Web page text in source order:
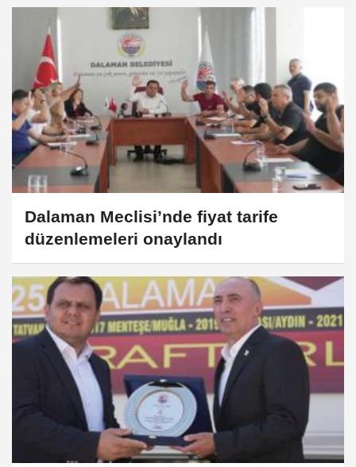
Dalaman Meclisi’nde fiyat tarife
düzenlemeleri onaylandı